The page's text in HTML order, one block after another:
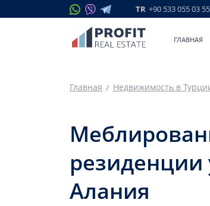
TR +90 533 055 03 55
ГЛАВНАЯ
Главная Недвижимость в
резиденции
Алания